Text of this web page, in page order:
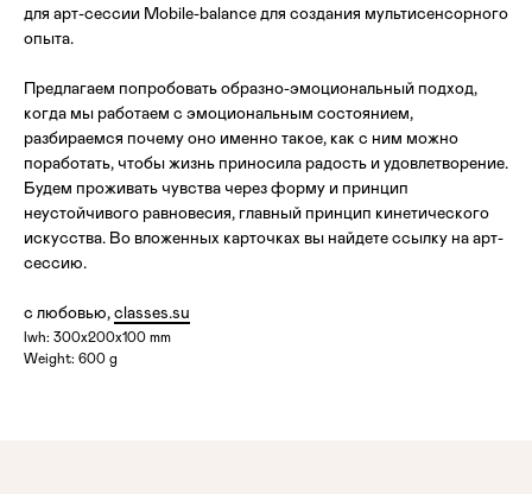
для арт-сессии Mobile-balance для создания мультисенсорного
опыта.
Предлагаем попробовать образно-эмоциональный подход,
когда мы работаем с эмоциональным состоянием,
разбираемся почему оно именно такое, как с ним можно
поработать, чтобы жизнь приносила радость и удовлетворение.
Будем проживать чувства через форму и принцип
неустойчивого равновесия, главный принцип кинетического
искусства. Во вложенных карточках вы найдете ссылку на арт-
сессию.
с любовью, classes.su
lwh: 300x200x100 mm
Weight: 600 g